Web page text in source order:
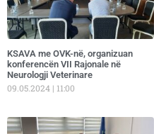
KSAVA me OVK-në, organizuan
konferencën VII Rajonale në
Neurologji Veterinare
09.05.2024 11:00